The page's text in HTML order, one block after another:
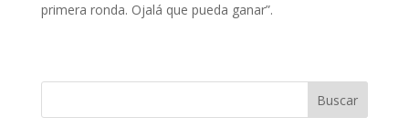
primera ronda. Ojalá que pueda ganar”.